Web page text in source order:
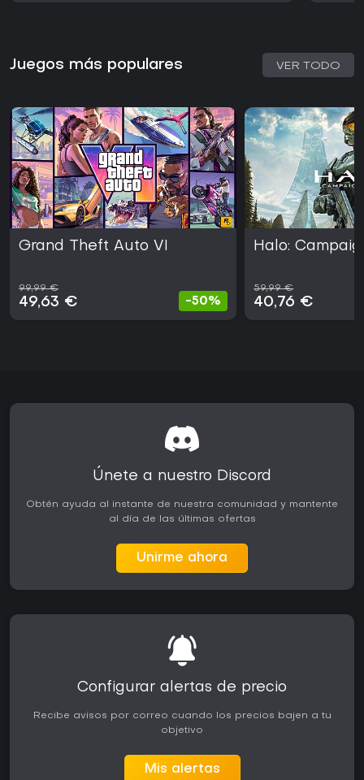
Juegos más populares VER TODO
Grand Theft Auto VI
99,99 €
49,63 € -50%
Halo:
59,99 €
40,76 €
Únete a nuestro Discord
Obtén ayuda al instante de nuestra comunidad y mantente
al día de las últimas ofertas
Unirme ahora
Configurar alertas de precio
Recibe avisos por correo cuando los precios bajen a tu
objetivo
Mis alertas